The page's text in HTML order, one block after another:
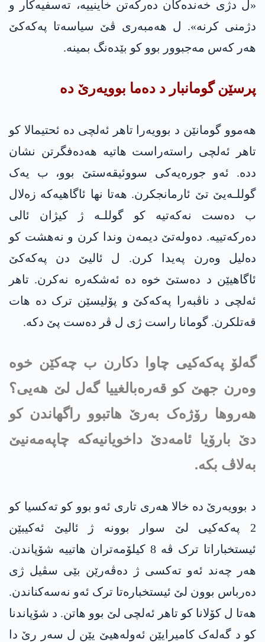
«ل دژی خەندەکان دەرکەتن خاینییە، ته‌سفیەکار و
دژمنی کرنە». ل هەمبەری ڤێ سیاسەتا په‌كه‌كێ
هەر کەس مەجبوور بوو کو بێدەنگ بمینه‌.
پرسێن گومانبار د دەما بوویەرێ دە
هەموو گومانێن د بوویەرا تاهر ئەلچی دە ئحتیمالا کو
تاهر ئەلچی راستەراست هاتیە هەدەفگرتن نشان
ددە. ئەو جورەیەکی سووئیقەستێ بوو، ب یەک
گوللـەیێ تێ ئارمانجکرن. هەتا نها ئاگاهیەکە زەلال
ب دەست نەکەتیە کو گوللـە ژ کیژان ئالی
دەرکەتییە. دەولەتێ دیمەن وندا کرن و نەهشت کو
دەلیل وەرن پەیدا کرن. ل ئالیێ دن په‌كه‌كێ
ئاگاهیێن د دەستێ خوە دە ئەشکەرە نەکرن. تاهر
ئەلچی د ناڤبەرا په‌كه‌كێ و پۆلیسێن ترک دە هات
قەتلکرن. گومانا راست ژی ل ڤر دەست پێ دکە.
گەلۆ په‌كه‌كیی چاوا دکارن ب چەکێن خوە
وەرن جهێ کو قه‌ره‌بالغییا گەل لێ هەیی؟
هەروها رۆژەک بەرێ هاتبوو راگهاندن کو
دێ بارۆیا ئامەدێ داخویانیەکە چاپەمەنیێ
بەلاڤ بکە.
د بوویەرێ دە خالا هەری تاری ئەو بوو کو تەكسیا کو
2 په‌كه‌كیی لێ سوار بوونە ژ ئالیێ ئەکیبێن
ئیستخباراتا ترک ڤە 8 کیلۆمەتران هاتییە شۆپاندن.
هەر چەند ئەو ته‌كسی ژ دەڤەرێن بێی سڤیل ژی
دەرباس بوون لێ ئیستخبارەتا ترک ئەو نەسەکناندن.
هەتا ل کۆلانا کو تاهر ئەلچی لێ بوو هاتن. د شۆپاندنا
کو د گەلەک کامیرایێن ئەولەهیێ یێن ل سەر رێ دا